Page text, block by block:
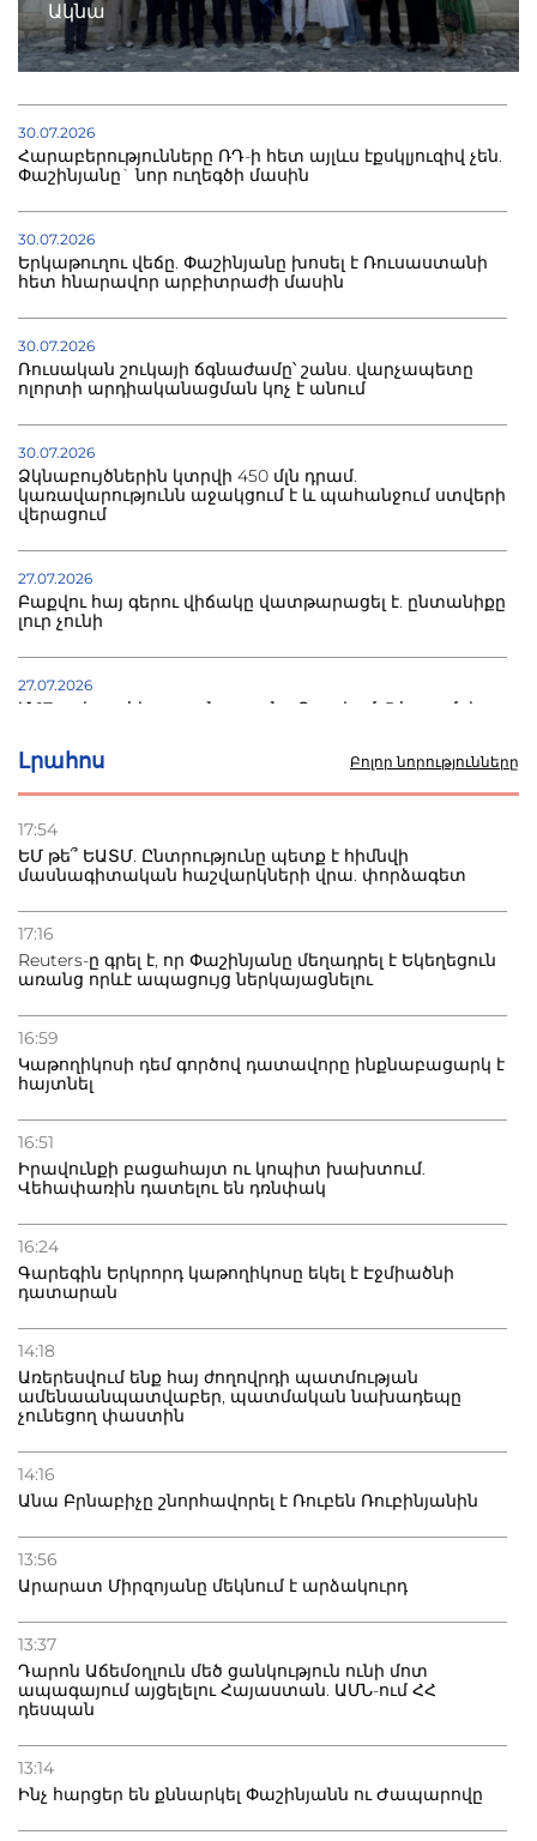
Լրահոս Բոլոր նորությունները
17:54
ԵՄ թե՞ ԵԱՏՄ. Ընտրությունը պետք է հիմնվի
մասնագիտական հաշվարկների վրա. փորձագետ
17:16
Reuters-ը գրել է, որ Փաշինյանը մեղադրել է Եկեղեցուն
առանց որևէ ապացույց ներկայացնելու
16:59
Կաթողիկոսի դեմ գործով դատավորը ինքնաբացարկ է
հայտնել
16:51
Իրավունքի բացահայտ ու կոպիտ խախտում.
Վեհափառին դատելու են դռնփակ
16:24
Գարեգին Երկրորդ կաթողիկոսը եկել է Էջմիածնի
դատարան
14:18
Առերեսվում ենք հայ ժողովրդի պատմության
ամենաանպատվաբեր, պատմական նախադեպը
չունեցող փաստին
14:16
Անա Բրնաբիչը շնորհավորել է Ռուբեն Ռուբինյանին
13:56
Արարատ Միրզոյանը մեկնում է արձակուրդ
13:37
Դարոն Աճեմօղլուն մեծ ցանկություն ունի մոտ
ապագայում այցելելու Հայաստան. ԱՄՆ-ում ՀՀ
դեսպան
13:14
Ինչ հարցեր են քննարկել Փաշինյանն ու Ժապարովը
Ակնա
30.07.2026
Հարաբերությունները ՌԴ-ի հետ այլևս էքսկլյուզիվ չեն.
Փաշինյանը` նոր ուղեգծի մասին
30.07.2026
Երկաթուղու վեճը. Փաշինյանը խոսել է Ռուսաստանի
հետ հնարավոր արբիտրաժի մասին
30.07.2026
Ռուսական շուկայի ճգնաժամը՝ շանս. վարչապետը
ոլորտի արդիականացման կոչ է անում
30.07.2026
Ձկնաբույծներին կտրվի 450 մլն դրամ.
կառավարությունն աջակցում է և պահանջում ստվերի
վերացում
27.07.2026
Բաքվու հայ գերու վիճակը վատթարացել է. ընտանիքը
լուր չունի
27.07.2026
Մ-17 աշխարհի առաջնությունը Բաքվում. 5 հայ ըմբիշ
22.07.2026
տուժածներ կան
բնակվել Ռուսաստանում
Բաքվի բանտից գեներալ Մանուկյանը դիմել է
Փաշինյանին